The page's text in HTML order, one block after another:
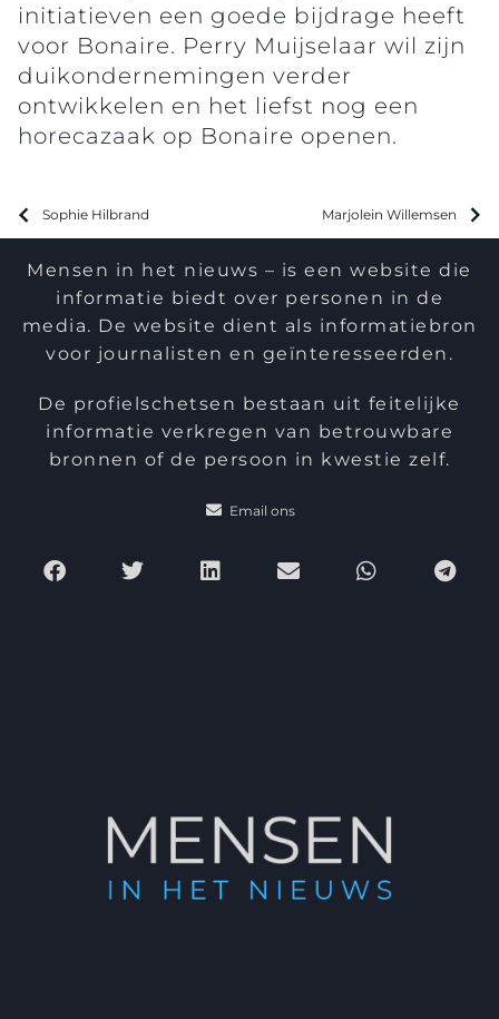
initiatieven een goede bijdrage heeft
voor Bonaire. Perry Muijselaar wil zijn
duikondernemingen verder
ontwikkelen en het liefst nog een
horecazaak op Bonaire openen.
Sophie Hilbrand Marjolein Willemsen
Mensen in het nieuws – is een website die
informatie biedt over personen in de
media. De website dient als informatiebron
voor journalisten en geïnteresseerden.
De profielschetsen bestaan uit feitelijke
informatie verkregen van betrouwbare
bronnen of de persoon in kwestie zelf.
Email ons